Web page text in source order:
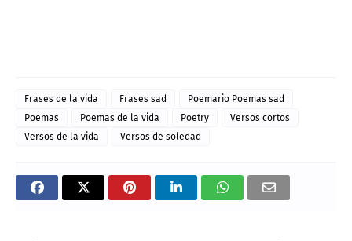
Frases de la vida Frases sad
Poemario Poemas sad
Poemas
Poemas de la vida Poetry
Versos cortos
Versos de la vida
Versos de soledad